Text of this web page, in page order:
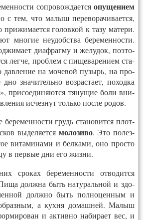
соп­ро­вож­да­ет­ся опу­щени­ем
с тем, что ма­лыш пе­рево­рачи­ва­ет­ся,
при­жима­ет­ся го­лов­кой к та­зу ма­тери.
мно­гие не­удобс­тва бе­ремен­ности.
ди­аф­рагму и же­лудок, по­это­
лег­че, проб­лем с пи­щева­рени­ем ста­
на мо­чевой пу­зырь, на про­
зна­читель­но воз­раста­ет, по­ход­ка
при­со­еди­ня­ют­ся тя­нущие бо­ли вни­
ис­чезнут толь­ко пос­ле ро­дов.
бе­ремен­ности грудь ста­новит­ся плот­
вы­деля­ет­ся мо­лози­во. Это по­лез­
ви­тами­нами и бел­ка­ми, оно прос­то
в пер­вые дни его жиз­ни.
сро­ках бе­ремен­ности от­во­дит­ся
долж­на быть на­тураль­ной и здо­
долж­но быть пол­но­цен­ным и
а кух­ня до­маш­ней. Ма­лыш
и ак­тивно на­бира­ет вес, и